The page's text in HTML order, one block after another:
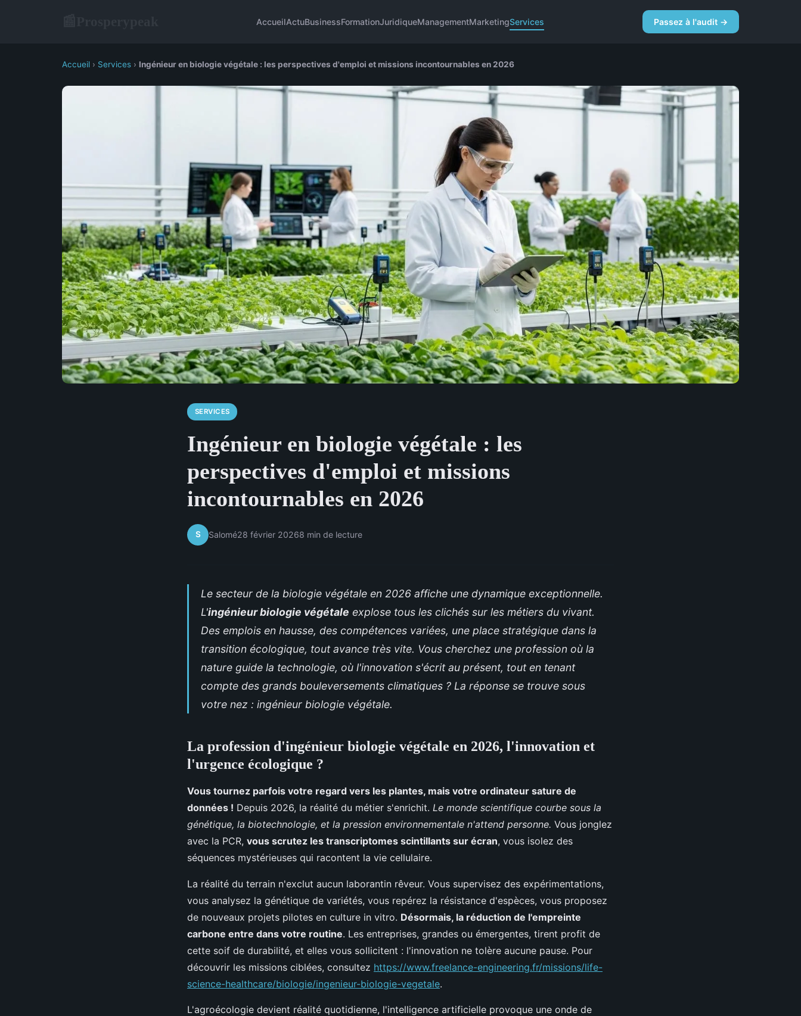
AccueilActuBusinessFormationJuridiqueManagementMarketingServices Passez à l'audit →
Accueil › Services › Ingénieur en biologie végétale : les perspectives d'emploi et missions incontournables en 2026
SERVICES
Ingénieur en biologie végétale : les
perspectives d'emploi et missions
incontournables en 2026
S Salomé28 février 20268 min de lecture
Le secteur de la biologie végétale en 2026 affiche une dynamique exceptionnelle.
L'ingénieur biologie végétale explose tous les clichés sur les métiers du vivant.
Des emplois en hausse, des compétences variées, une place stratégique dans la
transition écologique, tout avance très vite. Vous cherchez une profession où la
nature guide la technologie, où l'innovation s'écrit au présent, tout en tenant
compte des grands bouleversements climatiques ? La réponse se trouve sous
votre nez : ingénieur biologie végétale.
La profession d'ingénieur biologie végétale en 2026, l'innovation et
l'urgence écologique ?
Vous tournez parfois votre regard vers les plantes, mais votre ordinateur sature de
données ! Depuis 2026, la réalité du métier s'enrichit. Le monde scientifique courbe sous la
génétique, la biotechnologie, et la pression environnementale n'attend personne. Vous jonglez
avec la PCR, vous scrutez les transcriptomes scintillants sur écran, vous isolez des
séquences mystérieuses qui racontent la vie cellulaire.
La réalité du terrain n'exclut aucun laborantin rêveur. Vous supervisez des expérimentations,
vous analysez la génétique de variétés, vous repérez la résistance d'espèces, vous proposez
de nouveaux projets pilotes en culture in vitro. Désormais, la réduction de l'empreinte
carbone entre dans votre routine. Les entreprises, grandes ou émergentes, tirent profit de
cette soif de durabilité, et elles vous sollicitent : l'innovation ne tolère aucune pause. Pour
découvrir les missions ciblées, consultez https://www.freelance-engineering.fr/missions/life-
science-healthcare/biologie/ingenieur-biologie-vegetale.
L'agroécologie devient réalité quotidienne, l'intelligence artificielle provoque une onde de